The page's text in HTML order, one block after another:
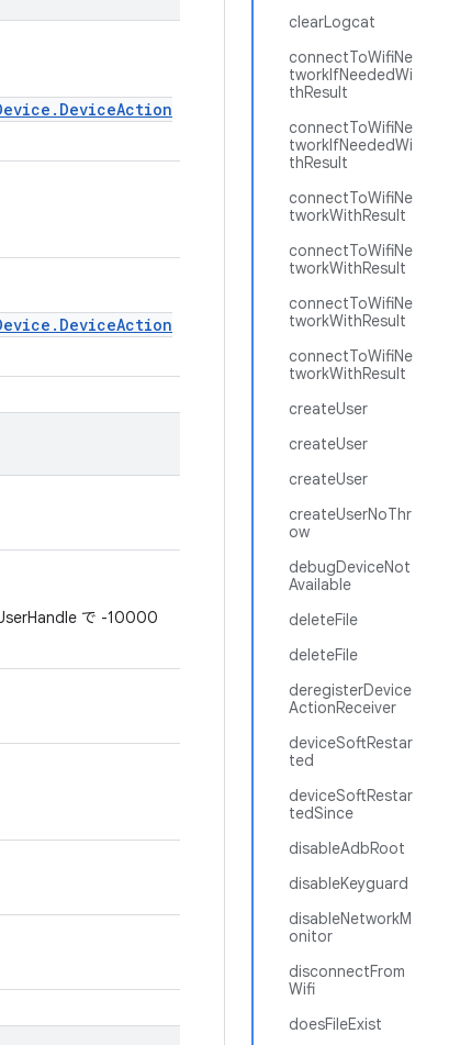
clearLogcat
connectToWifiNe
tworkIfNeededWi
thResult
connectToWifiNe
tworkIfNeededWi
thResult
connectToWifiNe
tworkWithResult
connectToWifiNe
tworkWithResult
connectToWifiNe
tworkWithResult
connectToWifiNe
tworkWithResult
createUser
createUser
createUser
createUserNoThr
ow
debugDeviceNot
Available
deleteFile
deleteFile
deregisterDevice
ActionReceiver
deviceSoftRestar
ted
deviceSoftRestar
tedSince
disableAdbRoot
disableKeyguard
disableNetworkM
onitor
disconnectFrom
Wifi
doesFileExist
で -10000